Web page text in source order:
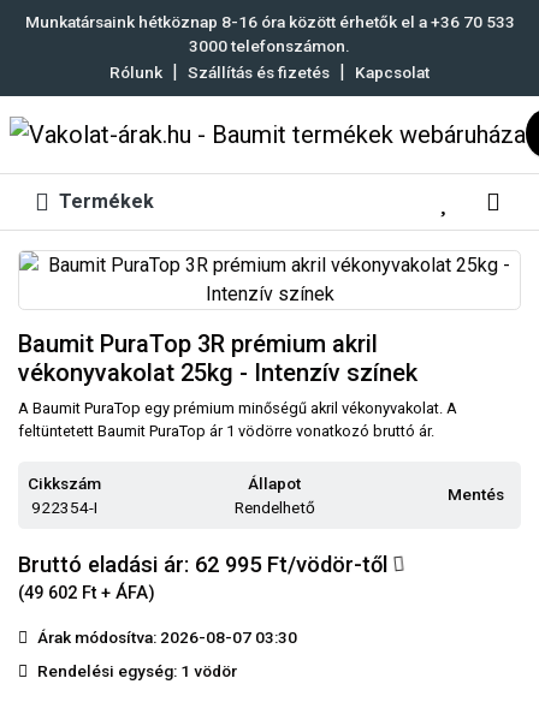
Munkatársaink hétköznap 8-16 óra között érhetők el a+36 70 533
3000telefonszámon.
Rólunk | Szállítás és fizetés | Kapcsolat
Termékek
Baumit PuraTop 3R prémium akril
vékonyvakolat 25kg - Intenzív színek
A Baumit PuraTop egy prémium minőségű akril vékonyvakolat. A
feltüntetett Baumit PuraTop ár 1 vödörre vonatkozó bruttó ár.
Cikkszám
922354-I
Állapot
Rendelhető
Mentés
Bruttó eladási ár: 62 995Ft/vödör-től
(49 602 Ft + ÁFA)
Árak módosítva: 2026-08-07 03:30
Rendelési egység: 1 vödör